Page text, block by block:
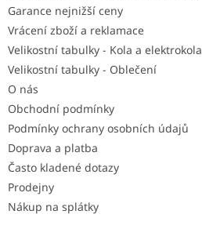
Garance nejnižší ceny
Vrácení zboží a reklamace
Velikostní tabulky - Kola a elektrokola
Velikostní tabulky - Oblečení
O nás
Obchodní podmínky
Podmínky ochrany osobních údajů
Doprava a platba
Často kladené dotazy
Prodejny
Nákup na splátky